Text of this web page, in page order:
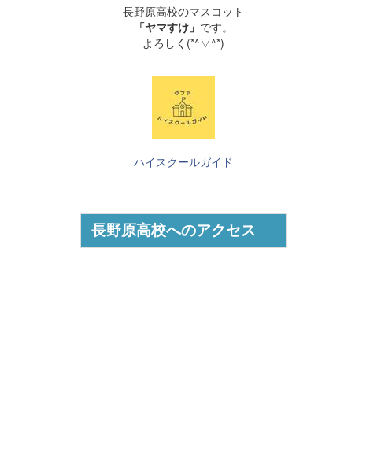
長野原高校のマスコット
「ヤマすけ」 です。
よろしく(*^▽^*)
ハイスクールガイド
長野原高校へのアクセス